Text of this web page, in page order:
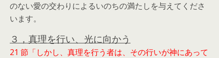
のない愛の交わりによるいのちの満たしを与えてくださ
います。
３，真理を行い、光に向かう
21 節「しかし、真理を行う者は、その行いが神にあって